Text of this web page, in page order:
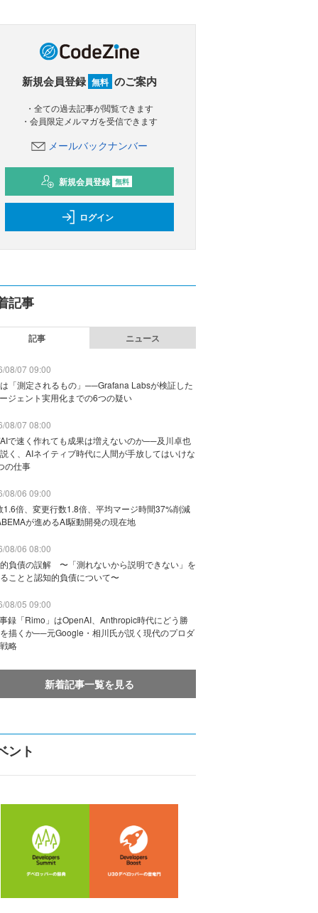
新規会員登録 無料 のご案内
・全ての過去記事が閲覧できます
・会員限定メルマガを受信できます
メールバックナンバー
新規会員登録 無料
ログイン
記事
記事 ニュース
08/07 09:00
「測定されるもの」──Grafana Labsが検証した
ジェント実用化までの6つの疑い
08/07 08:00
で速く作れても成果は増えないのか──及川卓也
く、AIネイティブ時代に人間が手放してはいけな
の仕事
08/06 09:00
1.6倍、変更行数1.8倍、平均マージ時間37%削減
が進めるAI駆動開発の現在地
08/06 08:00
負債の誤解 〜「測れないから説明できない」を
ことと認知的負債について〜
08/05 09:00
録「Rimo」はOpenAI、Anthropic時代にどう勝
描くか──元Google・相川氏が説く現代のプロダ
略
新着記事一覧を見る
ント